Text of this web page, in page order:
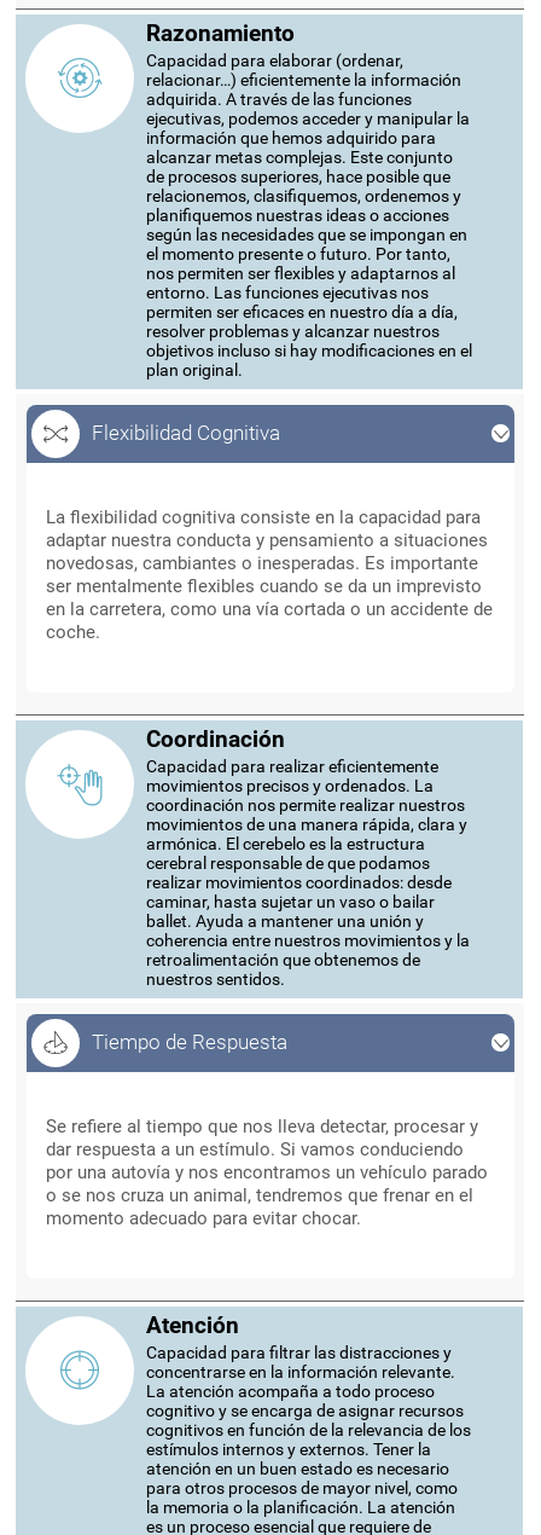
Razonamiento
Capacidad para elaborar (ordenar,
relacionar…) eficientemente la información
adquirida. A través de las funciones
ejecutivas, podemos acceder y manipular la
información que hemos adquirido para
alcanzar metas complejas. Este conjunto
de procesos superiores, hace posible que
relacionemos, clasifiquemos, ordenemos y
planifiquemos nuestras ideas o acciones
según las necesidades que se impongan en
el momento presente o futuro. Por tanto,
nos permiten ser flexibles y adaptarnos al
entorno. Las funciones ejecutivas nos
permiten ser eficaces en nuestro día a día,
resolver problemas y alcanzar nuestros
objetivos incluso si hay modificaciones en el
plan original.
Flexibilidad Cognitiva
La flexibilidad cognitiva consiste en la capacidad para
adaptar nuestra conducta y pensamiento a situaciones
novedosas, cambiantes o inesperadas. Es importante
ser mentalmente flexibles cuando se da un imprevisto
en la carretera, como una vía cortada o un accidente de
coche.
Coordinación
Capacidad para realizar eficientemente
movimientos precisos y ordenados. La
coordinación nos permite realizar nuestros
movimientos de una manera rápida, clara y
armónica. El cerebelo es la estructura
cerebral responsable de que podamos
realizar movimientos coordinados: desde
caminar, hasta sujetar un vaso o bailar
ballet. Ayuda a mantener una unión y
coherencia entre nuestros movimientos y la
retroalimentación que obtenemos de
nuestros sentidos.
Tiempo de Respuesta
Se refiere al tiempo que nos lleva detectar, procesar y
dar respuesta a un estímulo. Si vamos conduciendo
por una autovía y nos encontramos un vehículo parado
o se nos cruza un animal, tendremos que frenar en el
momento adecuado para evitar chocar.
Atención
Capacidad para filtrar las distracciones y
concentrarse en la información relevante.
La atención acompaña a todo proceso
cognitivo y se encarga de asignar recursos
cognitivos en función de la relevancia de los
estímulos internos y externos. Tener la
atención en un buen estado es necesario
para otros procesos de mayor nivel, como
la memoria o la planificación. La atención
es un proceso esencial que requiere de